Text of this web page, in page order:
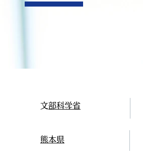
​文部科学省
熊本県